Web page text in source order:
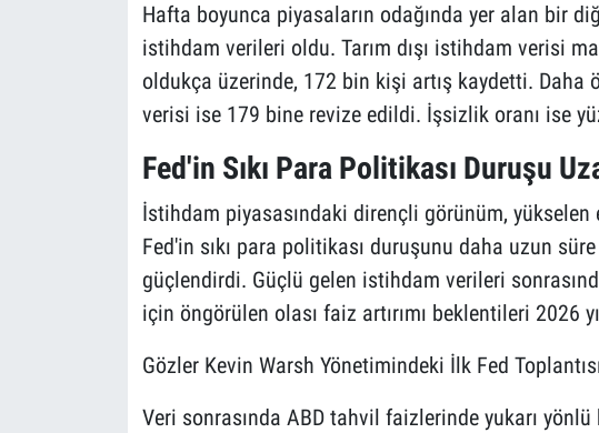
Hafta boyunca piyasaların odağında yer alan bir
istihdam verileri oldu. Tarım dışı istihdam verisi
oldukça üzerinde, 172 bin kişi artış kaydetti. Daha
verisi ise 179 bine revize edildi. İşsizlik oranı ise
Fed'in Sıkı Para Politikası Duruşu
İstihdam piyasasındaki dirençli görünüm,
Fed'in sıkı para politikası duruşunu daha uzun
güçlendirdi. Güçlü gelen istihdam verileri
için öngörülen olası faiz artırımı beklentileri 2026
Gözler Kevin Warsh Yönetimindeki İlk Fed
Veri sonrasında ABD tahvil faizlerinde yukarı